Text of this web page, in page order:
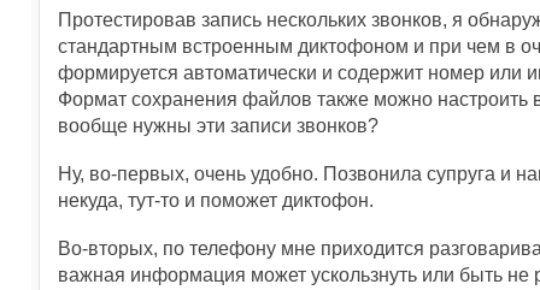
Протестировав запись нескольких звонков, я
стандартным встроенным диктофоном и при чем в
формируется автоматически и содержит номер или
Формат сохранения файлов также можно
вообще нужны эти записи звонков?
Ну, во-первых, очень удобно. Позвонила супруга и
некуда, тут-то и поможет диктофон.
Во-вторых, по телефону мне приходится
важная информация может ускользнуть или быть